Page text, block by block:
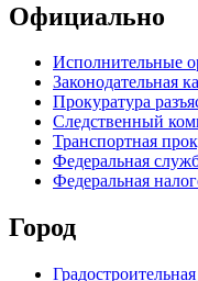
Официально
Исполнительные
Законодательная
Прокуратура
Следственный
Транспортная
Федеральная
Федеральная
Город